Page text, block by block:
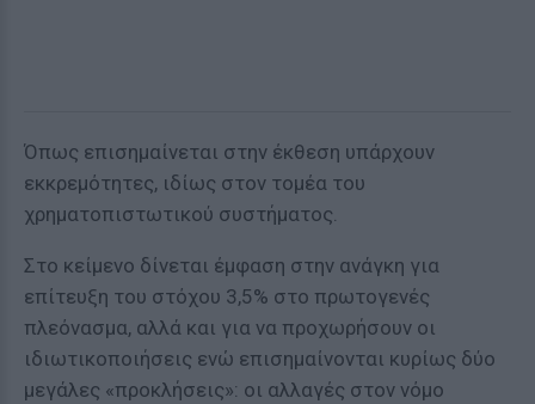
Όπως επισημαίνεται στην έκθεση υπάρχουν
εκκρεμότητες, ιδίως στον τομέα του
χρηματοπιστωτικού συστήματος.
Στο κείμενο δίνεται έμφαση στην ανάγκη για
επίτευξη του στόχου 3,5% στο πρωτογενές
πλεόνασμα, αλλά και για να προχωρήσουν οι
ιδιωτικοποιήσεις ενώ επισημαίνονται κυρίως δύο
μεγάλες «προκλήσεις»: οι αλλαγές στον νόμο